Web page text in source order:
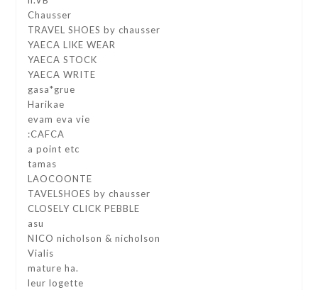
Chausser
TRAVEL SHOES by chausser
YAECA LIKE WEAR
YAECA STOCK
YAECA WRITE
gasa*grue
Harikae
evam eva vie
:CAFCA
a point etc
tamas
LAOCOONTE
TAVELSHOES by chausser
CLOSELY CLICK PEBBLE
asu
NICO nicholson & nicholson
Vialis
mature ha.
leur logette